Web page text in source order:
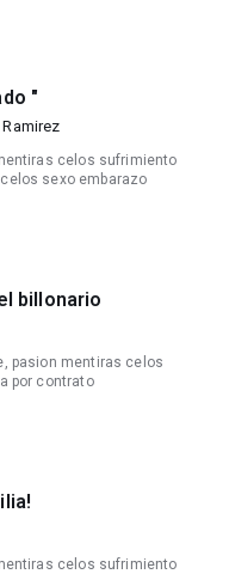
"
celos sufrimiento
sexo embarazo
billonario
pasion mentiras celos
por contrato
celos sufrimiento